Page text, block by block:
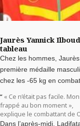
Jaurès Yannick
tableau
Chez les hommes,
première médaille
chez les -65 kg en
« Ce n’était pas facile.
frappé au bon moment »,
explique le combattant de
Dans l’après-midi,